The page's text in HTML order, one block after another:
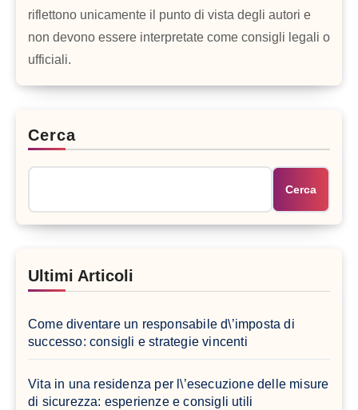
riflettono unicamente il punto di vista degli autori e
non devono essere interpretate come consigli legali o
ufficiali.
Cerca
Cerca
Ultimi Articoli
Come diventare un responsabile d\’imposta di
successo: consigli e strategie vincenti
Vita in una residenza per l\’esecuzione delle misure
di sicurezza: esperienze e consigli utili